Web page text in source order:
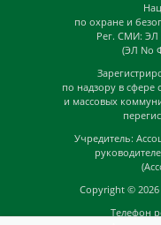
по охране и
Рег. СМИ: ЭЛ
(ЭЛ No
по надзору в сфере
и массовых
Учредитель:
Copyright © 2026
Телефон